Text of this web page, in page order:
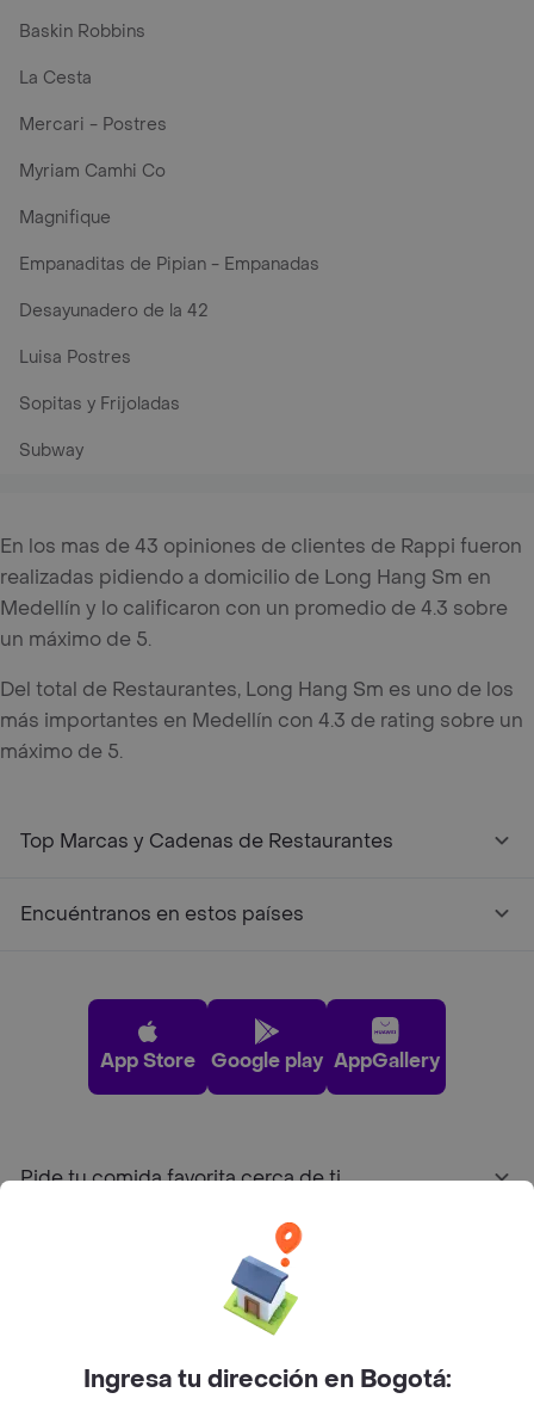
Baskin Robbins
La Cesta
Mercari - Postres
Myriam Camhi Co
Magnifique
Empanaditas de Pipian - Empanadas
Desayunadero de la 42
Luisa Postres
Sopitas y Frijoladas
Subway
En los mas de 43 opiniones de clientes de Rappi fueron
realizadas pidiendo a domicilio de Long Hang Sm en
Medellín y lo calificaron con un promedio de 4.3 sobre
un máximo de 5.
Del total de Restaurantes, Long Hang Sm es uno de los
más importantes en Medellín con 4.3 de rating sobre un
máximo de 5.
Top Marcas y Cadenas de Restaurantes
Encuéntranos en estos países
App Store Google play AppGallery
Pide tu comida favorita cerca de ti
Sobre Rappi
Ingresa tu dirección en Bogotá: